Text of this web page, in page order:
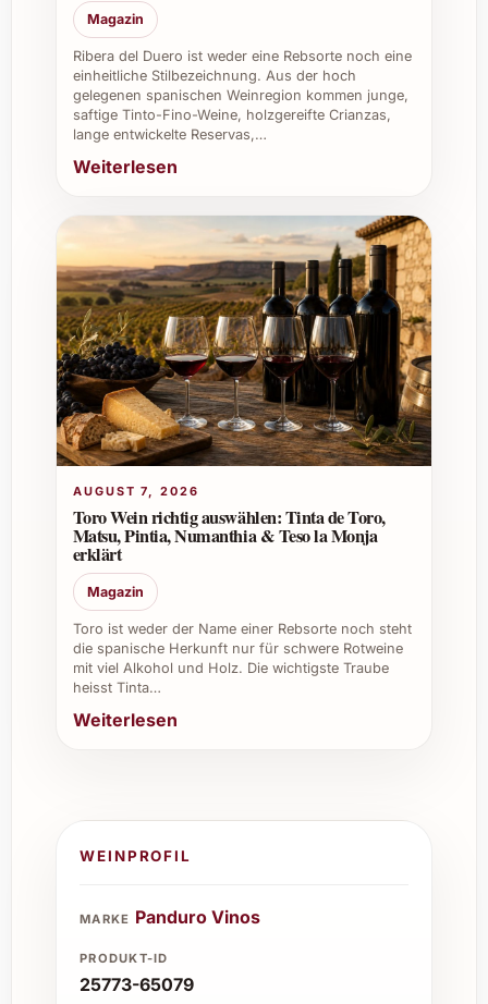
Magazin
Ribera del Duero ist weder eine Rebsorte noch eine
einheitliche Stilbezeichnung. Aus der hoch
gelegenen spanischen Weinregion kommen junge,
saftige Tinto-Fino-Weine, holzgereifte Crianzas,
lange entwickelte Reservas,…
Weiterlesen
AUGUST 7, 2026
Toro Wein richtig auswählen: Tinta de Toro,
Matsu, Pintia, Numanthia & Teso la Monja
erklärt
Magazin
Toro ist weder der Name einer Rebsorte noch steht
die spanische Herkunft nur für schwere Rotweine
mit viel Alkohol und Holz. Die wichtigste Traube
heisst Tinta…
Weiterlesen
WEINPROFIL
MARKE Panduro Vinos
PRODUKT-ID
25773-65079